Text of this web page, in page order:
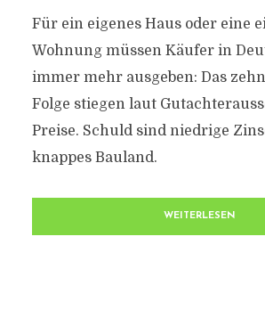
Für ein eigenes Haus oder eine
Wohnung müssen Käufer in
immer mehr ausgeben: Das
Folge stiegen laut
Preise. Schuld sind niedrige
knappes Bauland.
WEITERLESEN